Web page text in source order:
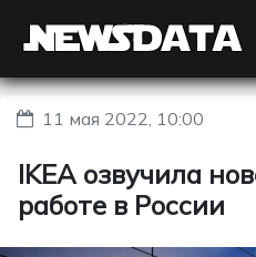
11 мая 2022, 10:00
IKEA озвучила
работе в России